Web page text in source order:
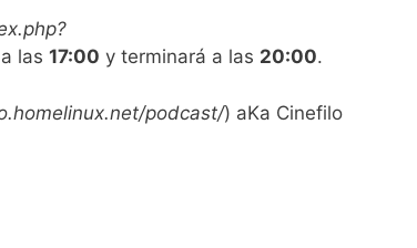
las 17:00 y terminará a las 20:00.
podcast/) aKa Cinefilo